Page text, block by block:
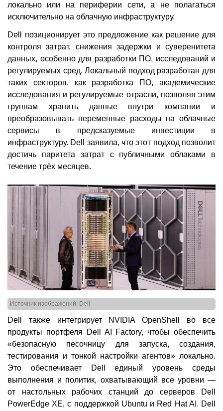
локально или на периферии сети, а не полагаться
исключительно на облачную инфраструктуру.
Dell позиционирует это предложение как решение для
контроля затрат, снижения задержки и суверенитета
данных, особенно для разработки ПО, исследований и
регулируемых сред. Локальный подход разработан для
таких секторов, как разработка ПО, академические
исследования и регулируемые отрасли, позволяя этим
группам хранить данные внутри компании и
преобразовывать переменные расходы на облачные
сервисы в предсказуемые инвестиции в
инфраструктуру. Dell заявила, что этот подход позволит
достичь паритета затрат с публичными облаками в
течение трёх месяцев.
Источник изображений: Dell
Dell также интегрирует NVIDIA OpenShell во все
продукты портфеля Dell AI Factory, чтобы обеспечить
«безопасную песочницу для запуска, создания,
тестирования и тонкой настройки агентов» локально.
Это обеспечивает Dell единый уровень среды
выполнения и политик, охватывающий все уровни —
от настольных рабочих станций до серверов Dell
PowerEdge XE, с поддержкой Ubuntu и Red Hat AI. Dell